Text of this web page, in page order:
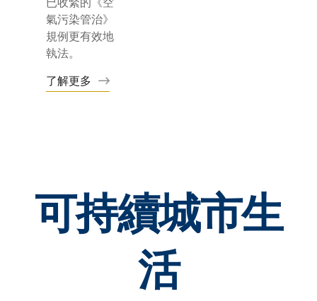
氣污染管治》
規例更有效地
執法。
了解更多
可持續城市生
活